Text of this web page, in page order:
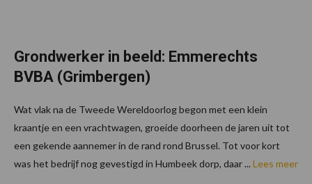
Grondwerker in beeld: Emmerechts
BVBA (Grimbergen)
Wat vlak na de Tweede Wereldoorlog begon met een klein
kraantje en een vrachtwagen, groeide doorheen de jaren uit tot
een gekende aannemer in de rand rond Brussel. Tot voor kort
was het bedrijf nog gevestigd in Humbeek dorp, daar ... Lees meer